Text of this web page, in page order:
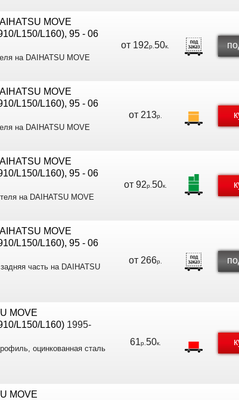
MOVE
L150/L160), 95 - 06
на DAIHATSU MOVE
от 192р. 50к.
MOVE
L150/L160), 95 - 06
на DAIHATSU MOVE
от 213р.
MOVE
L150/L160), 95 - 06
на DAIHATSU MOVE
от 92р. 50к.
MOVE
L150/L160), 95 - 06
часть на DAIHATSU
от 266р.
MOVE
L150/L160) 1995-
оцинкованная сталь
61р. 50к.
MOVE